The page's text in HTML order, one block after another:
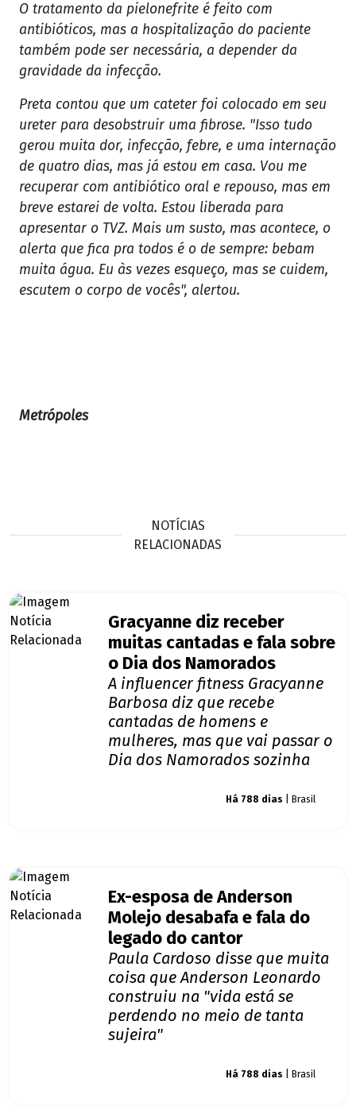
O tratamento da pielonefrite é feito com
antibióticos, mas a hospitalização do paciente
também pode ser necessária, a depender da
gravidade da infecção.
Preta contou que um cateter foi colocado em seu
ureter para desobstruir uma fibrose. "Isso tudo
gerou muita dor, infecção, febre, e uma internação
de quatro dias, mas já estou em casa. Vou me
recuperar com antibiótico oral e repouso, mas em
breve estarei de volta. Estou liberada para
apresentar o TVZ. Mais um susto, mas acontece, o
alerta que fica pra todos é o de sempre: bebam
muita água. Eu às vezes esqueço, mas se cuidem,
escutem o corpo de vocês", alertou.
Metrópoles
NOTÍCIAS
RELACIONADAS
Gracyanne diz receber
muitas cantadas e fala sobre
o Dia dos Namorados
A influencer fitness Gracyanne
Barbosa diz que recebe
cantadas de homens e
mulheres, mas que vai passar o
Dia dos Namorados sozinha
Há 788 dias | Brasil
Ex-esposa de Anderson
Molejo desabafa e fala do
legado do cantor
Paula Cardoso disse que muita
coisa que Anderson Leonardo
construiu na "vida está se
perdendo no meio de tanta
sujeira"
Há 788 dias | Brasil